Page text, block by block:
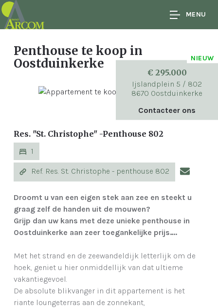
MENU
Penthouse te koop in
Oostduinkerke
€ 295.000
Ijslandplein 5 / 802
8670 Oostduinkerke
Contacteer ons
NIEUW
Res. "St. Christophe" -Penthouse 802
1
Ref. Res. St. Christophe - penthouse 802
Droomt u van een eigen stek aan zee en steekt u
graag zelf de handen uit de mouwen?
Grijp dan uw kans met deze unieke penthouse in
Oostduinkerke aan zeer toegankelijke prijs….
Met het strand en de zeewandeldijk letterlijk om de
hoek, geniet u hier onmiddellijk van dat ultieme
vakantiegevoel.
De absolute blikvanger in dit appartement is het
riante loungeterras aan de zonnekant,